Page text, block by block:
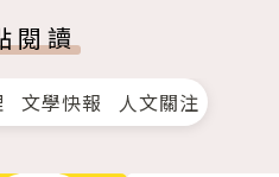
閱讀
文學快報 人文關注